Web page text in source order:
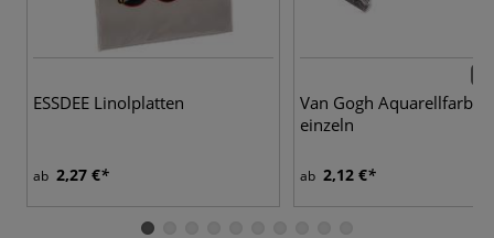
ESSDEE Linolplatten
ab 2,27 €
Van Gogh
einzeln
ab 2,12 €